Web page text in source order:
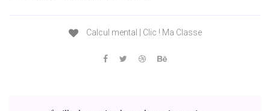
Calcul mental | Clic ! Ma Classe